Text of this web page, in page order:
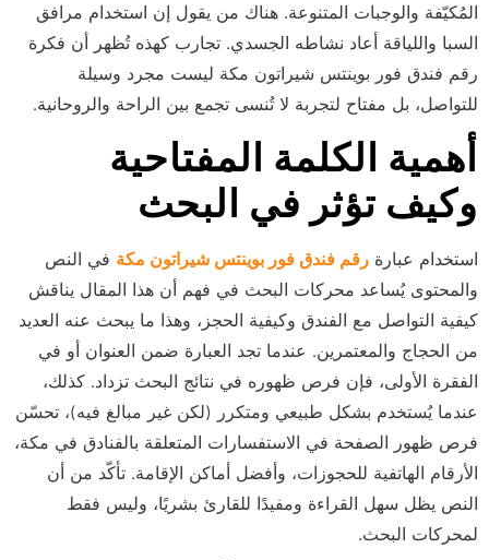
المُكيّفة والوجبات المتنوعة. هناك من يقول إن استخدام مرافق
السبا واللياقة أعاد نشاطه الجسدي. تجارب كهذه تُظهر أن فكرة
رقم فندق فور بوينتس شيراتون مكة ليست مجرد وسيلة
للتواصل، بل مفتاح لتجربة لا تُنسى تجمع بين الراحة والروحانية.
أهمية الكلمة المفتاحية
وكيف تؤثر في البحث
استخدام عبارة رقم فندق فور بوينتس شيراتون مكة في النص
والمحتوى يُساعد محركات البحث في فهم أن هذا المقال يناقش
كيفية التواصل مع الفندق وكيفية الحجز، وهذا ما يبحث عنه العديد
من الحجاج والمعتمرين. عندما تجد العبارة ضمن العنوان أو في
الفقرة الأولى، فإن فرص ظهوره في نتائج البحث تزداد. كذلك،
عندما يُستخدم بشكل طبيعي ومتكرر (لكن غير مبالغ فيه)، تحسّن
فرص ظهور الصفحة في الاستفسارات المتعلقة بالفنادق في مكة،
الأرقام الهاتفية للحجوزات، وأفضل أماكن الإقامة. تأكّد من أن
النص يظل سهل القراءة ومفيدًا للقارئ بشريًا، وليس فقط
لمحركات البحث.